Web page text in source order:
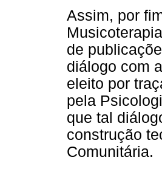
Assim, por
de
diálogo com
eleito por
pela
que tal
construção
Comunitária.